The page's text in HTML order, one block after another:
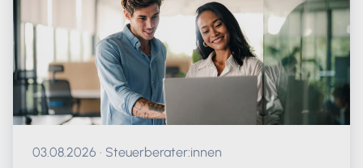
Veröffentlicht am 03.08.2026
03.08.2026 · Steuerberater:innen